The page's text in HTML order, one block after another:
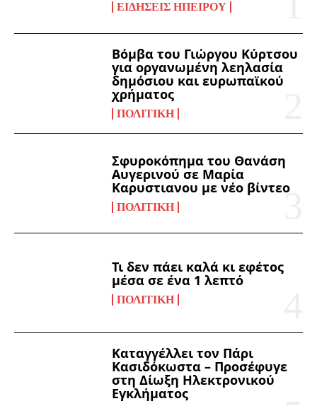
ΕΙΔΉΣΕΙΣ ΗΠΕΊΡΟΥ
Βόμβα του Γιώργου Κύρτσου
για οργανωμένη λεηλασία
δημόσιου και ευρωπαϊκού
χρήματος
ΠΟΛΙΤΙΚΉ
Σφυροκόπημα του Θανάση
Αυγερινού σε Μαρία
Καρυστιανου με νέο βίντεο
ΠΟΛΙΤΙΚΉ
Τι δεν πάει καλά κι εφέτος
μέσα σε ένα 1 λεπτό
ΠΟΛΙΤΙΚΉ
Καταγγέλλει τον Πάρι
Κασιδόκωστα – Προσέφυγε
στη Δίωξη Ηλεκτρονικού
Εγκλήματος